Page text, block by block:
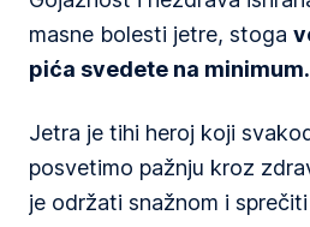
masne bolesti jetre, stoga
pića svedete na minimum.
Jetra je tihi heroj koji
posvetimo pažnju kroz
je održati snažnom i